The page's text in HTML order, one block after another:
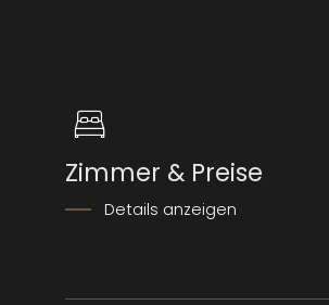
Zimmer & Preise
Details anzeigen